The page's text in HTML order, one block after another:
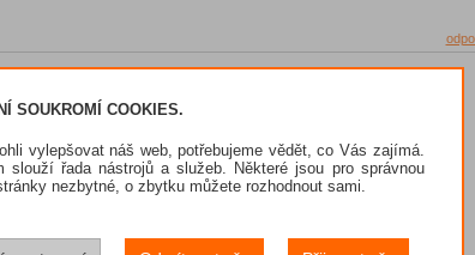
SOUKROMÍ COOKIES.
vylepšovat náš web, potřebujeme vědět, co Vás zajímá.
slouží řada nástrojů a služeb. Některé jsou pro správnou
nezbytné, o zbytku můžete rozhodnout sami.